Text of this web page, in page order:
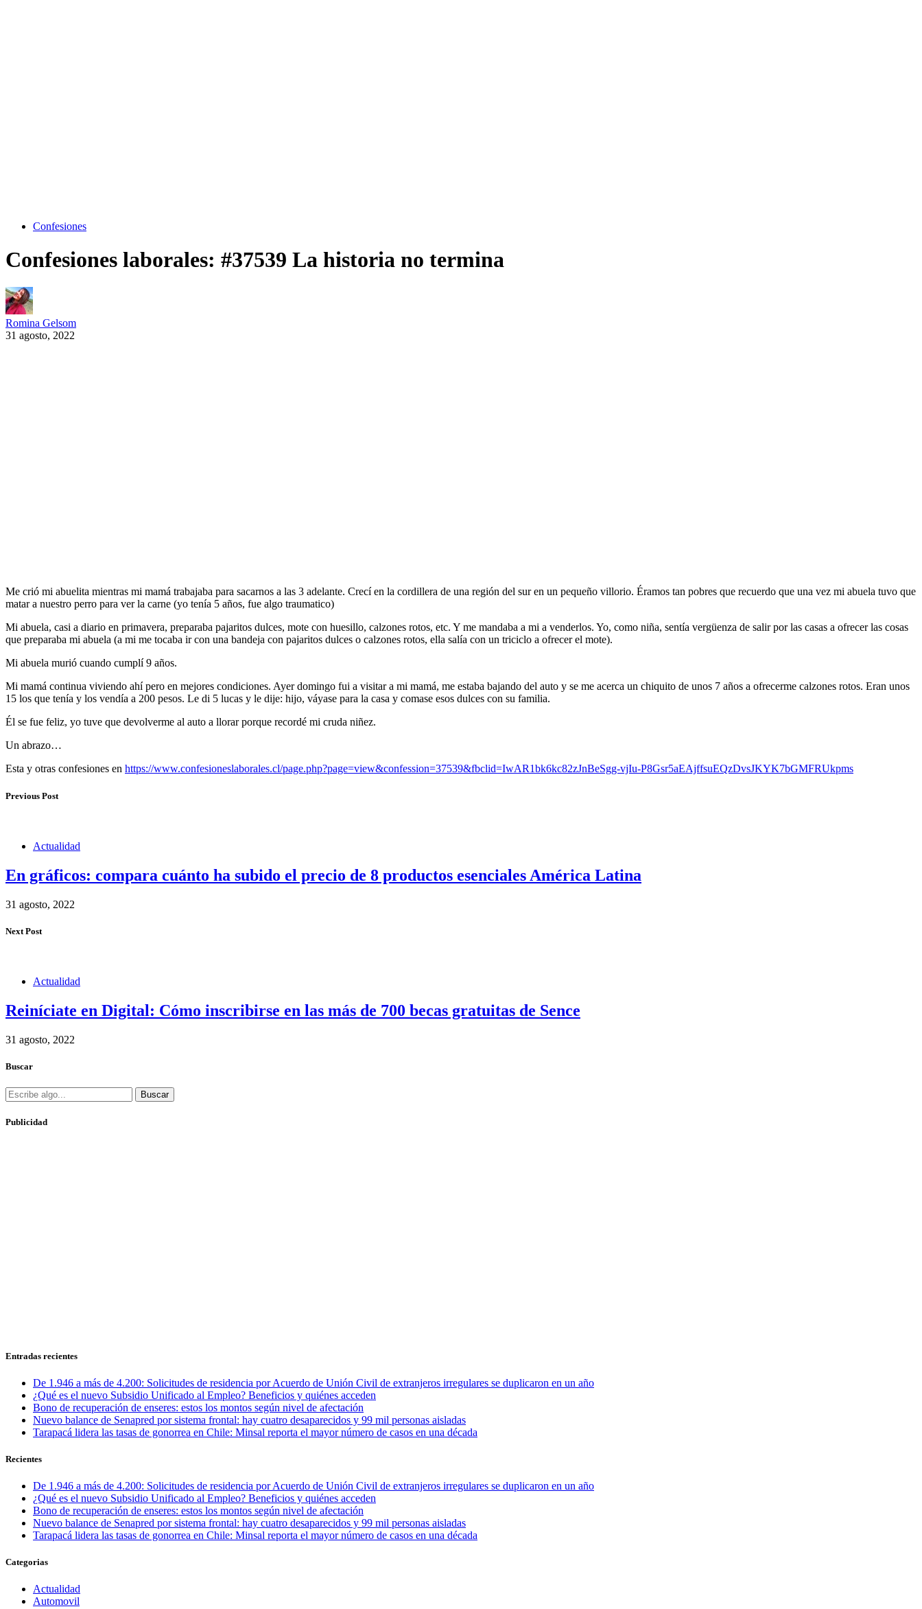
Confesiones
Confesiones laborales: #37539 La historia no termina
Romina Gelsom
31 agosto, 2022
Me crió mi abuelita mientras mi mamá trabajaba para sacarnos a las 3 adelante. Crecí en la cordillera de una región del sur en un pequeño villorio. Éramos tan pobres que recuerdo que una vez mi abuela tuvo que
matar a nuestro perro para ver la carne (yo tenía 5 años, fue algo traumatico)
Mi abuela, casi a diario en primavera, preparaba pajaritos dulces, mote con huesillo, calzones rotos, etc. Y me mandaba a mi a venderlos. Yo, como niña, sentía vergüenza de salir por las casas a ofrecer las cosas
que preparaba mi abuela (a mi me tocaba ir con una bandeja con pajaritos dulces o calzones rotos, ella salía con un triciclo a ofrecer el mote).
Mi abuela murió cuando cumplí 9 años.
Mi mamá continua viviendo ahí pero en mejores condiciones. Ayer domingo fui a visitar a mi mamá, me estaba bajando del auto y se me acerca un chiquito de unos 7 años a ofrecerme calzones rotos. Eran unos
15 los que tenía y los vendía a 200 pesos. Le di 5 lucas y le dije: hijo, váyase para la casa y comase esos dulces con su familia.
Él se fue feliz, yo tuve que devolverme al auto a llorar porque recordé mi cruda niñez.
Un abrazo…
Esta y otras confesiones en https://www.confesioneslaborales.cl/page.php?page=view&confession=37539&fbclid=IwAR1bk6kc82zJnBeSgg-vjIu-P8Gsr5aEAjffsuEQzDvsJKYK7bGMFRUkpms
Previous Post
Actualidad
En gráficos: compara cuánto ha subido el precio de 8 productos esenciales América Latina
31 agosto, 2022
Next Post
Actualidad
Reiníciate en Digital: Cómo inscribirse en las más de 700 becas gratuitas de Sence
31 agosto, 2022
Buscar
Buscar
Publicidad
Entradas recientes
De 1.946 a más de 4.200: Solicitudes de residencia por Acuerdo de Unión Civil de extranjeros irregulares se duplicaron en un año
¿Qué es el nuevo Subsidio Unificado al Empleo? Beneficios y quiénes acceden
Bono de recuperación de enseres: estos los montos según nivel de afectación
Nuevo balance de Senapred por sistema frontal: hay cuatro desaparecidos y 99 mil personas aisladas
Tarapacá lidera las tasas de gonorrea en Chile: Minsal reporta el mayor número de casos en una década
Recientes
De 1.946 a más de 4.200: Solicitudes de residencia por Acuerdo de Unión Civil de extranjeros irregulares se duplicaron en un año
¿Qué es el nuevo Subsidio Unificado al Empleo? Beneficios y quiénes acceden
Bono de recuperación de enseres: estos los montos según nivel de afectación
Nuevo balance de Senapred por sistema frontal: hay cuatro desaparecidos y 99 mil personas aisladas
Tarapacá lidera las tasas de gonorrea en Chile: Minsal reporta el mayor número de casos en una década
Categorias
Actualidad
Automovil